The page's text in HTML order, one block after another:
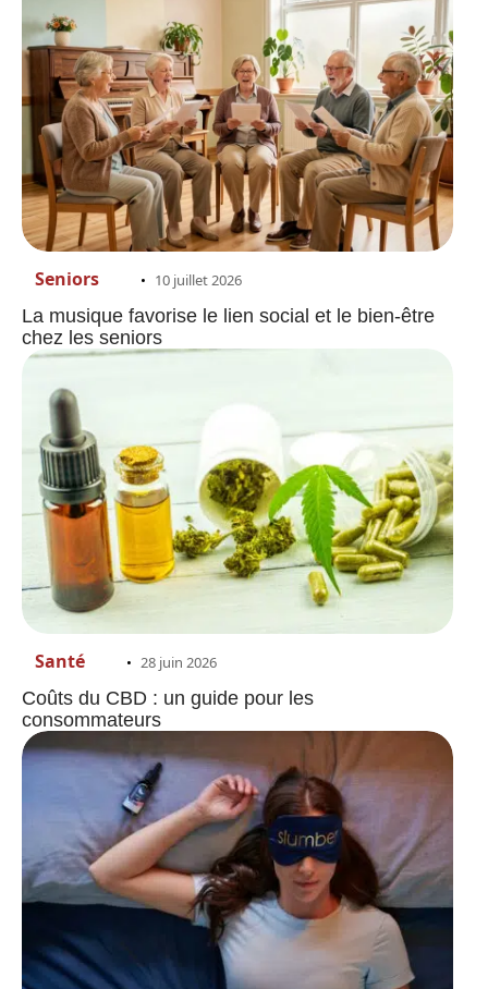
Seniors 10 juillet 2026
La musique favorise le lien social et le bien-être
chez les seniors
Santé 28 juin 2026
Coûts du CBD : un guide pour les
consommateurs